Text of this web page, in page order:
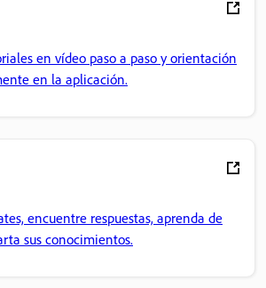
en vídeo paso a paso y orientación
en la aplicación.
encuentre respuestas, aprenda de
sus conocimientos.